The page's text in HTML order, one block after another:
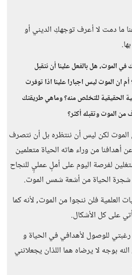
ما دمت لا أعرف توجهكِ الديني أو
الموت، هل بالفعل علينا أن نتقبل
ان الموت ليس اجبارا علينا اذا توفرت
الحقيقية للتخلص منه؟ وماهي طريقتك
الموت وتقبله أكثر؟
لكن ليس أن ننتظره بل أن نتصرف
من وراء هاته الحياة متعلمين
لفرصة اليوم على أملٍ عمليٍ للنجاح
الحياة من أشعة شمس الموت.
العلمية فلن ننجوا من الموت, لأنه كما
على كل الأشكال.
للوصول لأهدافي في الحياة و
بوجه لا يرضاه هما اللذان يجعلانني